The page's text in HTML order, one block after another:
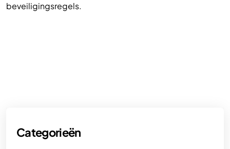
beveiligingsregels.
Categorieën